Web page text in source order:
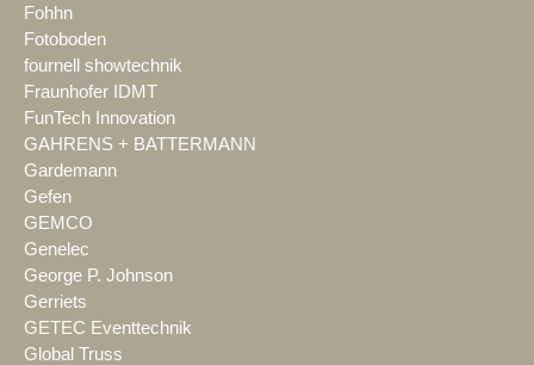
Fohhn
Fotoboden
fournell showtechnik
Fraunhofer IDMT
FunTech Innovation
GAHRENS + BATTERMANN
Gardemann
Gefen
GEMCO
Genelec
George P. Johnson
Gerriets
GETEC Eventtechnik
Global Truss